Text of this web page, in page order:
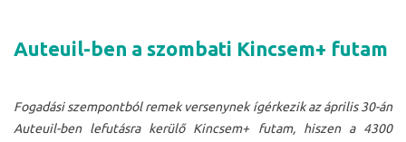
Auteuil-ben a szombati Kincsem+ futam
Fogadási szempontból remek versenynek ígérkezik az április 30-án
Auteuil-ben lefutásra kerülő Kincsem+ futam, hiszen a 4300